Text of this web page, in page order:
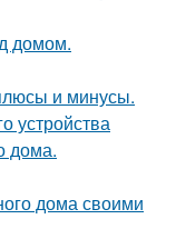
домом.
и минусы.
устройства
дома.
дома своими